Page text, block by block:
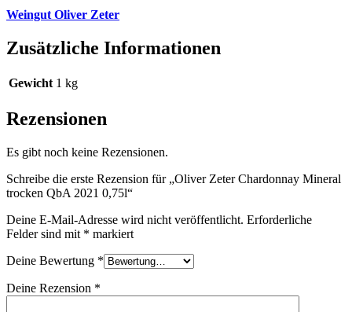
Weingut Oliver Zeter
Zusätzliche Informationen
Gewicht 1 kg
Rezensionen
Es gibt noch keine Rezensionen.
Schreibe die erste Rezension für „Oliver Zeter Chardonnay Mineral
trocken QbA 2021 0,75l“
Deine E-Mail-Adresse wird nicht veröffentlicht. Erforderliche
Felder sind mit * markiert
Deine Bewertung *
Deine Rezension *